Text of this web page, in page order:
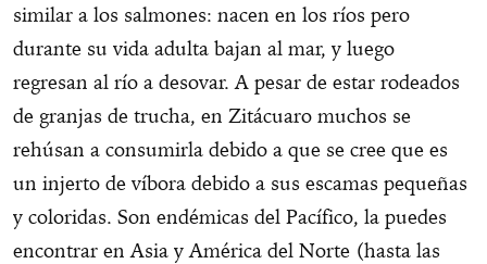
similar a los salmones: nacen en los ríos pero
durante su vida adulta bajan al mar, y luego
regresan al río a desovar. A pesar de estar rodeados
de granjas de trucha, en Zitácuaro muchos se
rehúsan a consumirla debido a que se cree que es
un injerto de víbora debido a sus escamas pequeñas
y coloridas. Son endémicas del Pacífico, la puedes
encontrar en Asia y América del Norte (hasta las